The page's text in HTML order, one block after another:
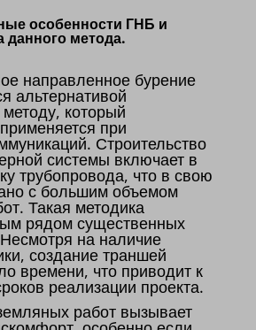
особенности ГНБ и
данного метода.
направленное бурение
альтернативой
который
при
Строительство
системы включает в
трубопровода, что в свою
с большим объемом
Такая методика
рядом существенных
на наличие
создание траншей
времени, что приводит к
реализации проекта.
работ вызывает